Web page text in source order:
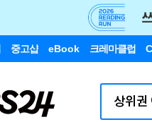
중고샵 eBook 크레마클럽